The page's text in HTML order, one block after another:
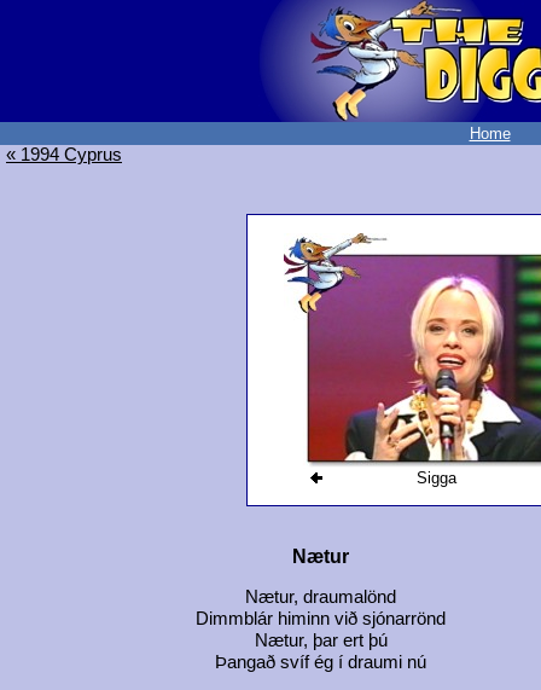
Home
« 1994 Cyprus
Sigga
Nætur
Nætur, draumalönd
Dimmblár himinn við sjónarrönd
Nætur, þar ert þú
Þangað svíf ég í draumi nú